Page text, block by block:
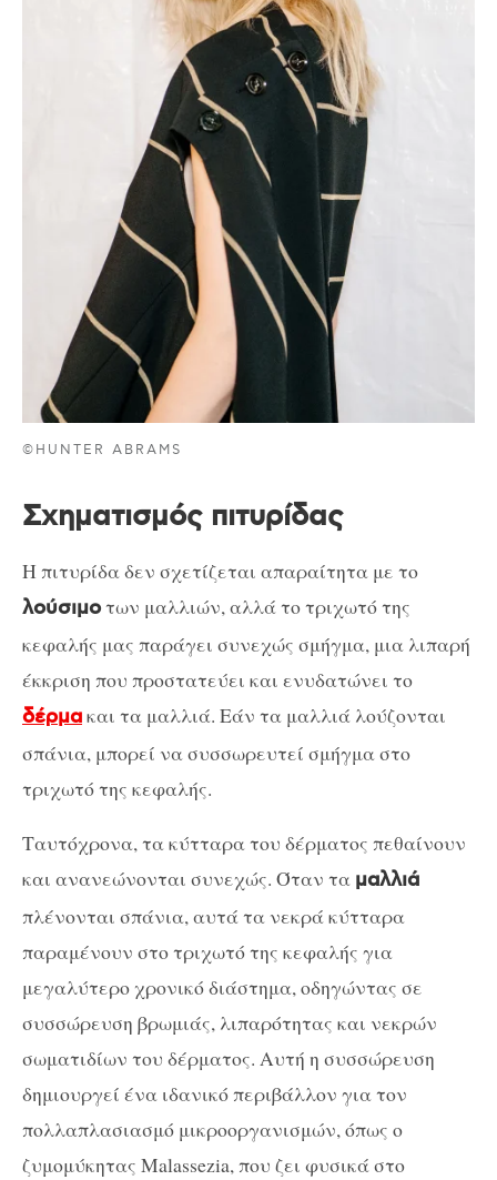
©HUNTER ABRAMS
Σχηματισμός πιτυρίδας
Η πιτυρίδα δεν σχετίζεται απαραίτητα με το
λούσιμοτων μαλλιών, αλλά το τριχωτό της
κεφαλής μας παράγει συνεχώς σμήγμα, μια λιπαρή
έκκριση που προστατεύει και ενυδατώνει το
δέρμακαι τα μαλλιά. Εάν τα μαλλιά λούζονται
σπάνια, μπορεί να συσσωρευτεί σμήγμα στο
τριχωτό της κεφαλής.
Ταυτόχρονα, τα κύτταρα του δέρματος πεθαίνουν
και ανανεώνονται συνεχώς. Όταν τα μαλλιά
πλένονται σπάνια, αυτά τα νεκρά κύτταρα
παραμένουν στο τριχωτό της κεφαλής για
μεγαλύτερο χρονικό διάστημα, οδηγώντας σε
συσσώρευση βρωμιάς, λιπαρότητας και νεκρών
σωματιδίων του δέρματος. Αυτή η συσσώρευση
δημιουργεί ένα ιδανικό περιβάλλον για τον
πολλαπλασιασμό μικροοργανισμών, όπως ο
ζυμομύκητας Malassezia, που ζει φυσικά στο